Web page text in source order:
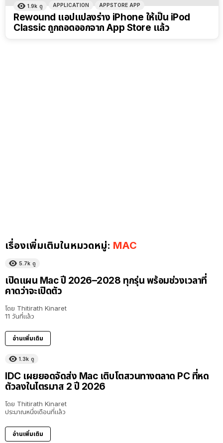
1.9k ดู APPLICATION APPSTORE APP
Rewound แอปแปลงร่าง iPhone ให้เป็น iPod
Classic ถูกถอดออกจาก App Store แล้ว
เรื่องเพิ่มเติมในหมวดหมู่: MAC
5.7k ดู
เปิดแผน Mac ปี 2026–2028 ทุกรุ่น พร้อมช่วงเวลาที่
คาดว่าจะเปิดตัว
โดย Thitirath Kinaret
11 วันที่แล้ว
อ่านเพิ่มเติม
1.3k ดู
IDC เผยยอดจัดส่ง Mac เติบโตสวนทางตลาด PC ที่หด
ตัวลงในไตรมาส 2 ปี 2026
โดย Thitirath Kinaret
ประมาณหนึ่งเดือนที่แล้ว
อ่านเพิ่มเติม